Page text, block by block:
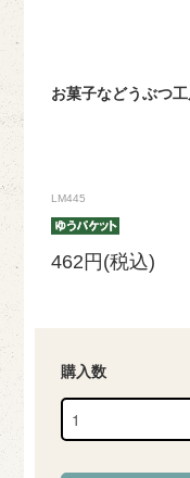
お菓子などうぶつ
LM445
462円(税込)
購入数